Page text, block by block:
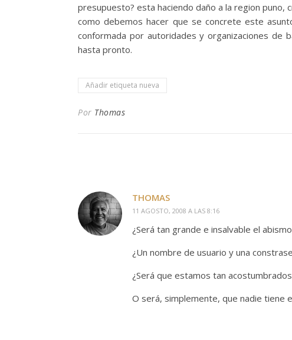
presupuesto? esta haciendo daño a la region
como debemos hacer que se concrete este
conformada por autoridades y organizaciones de
hasta pronto.
Añadir etiqueta nueva
Por Thomas
THOMAS
11 AGOSTO, 2008 A LAS 8:16
¿Será tan grande e insalvable el
¿Un nombre de usuario y una
¿Será que estamos tan
O será, simplemente, que nadie tiene